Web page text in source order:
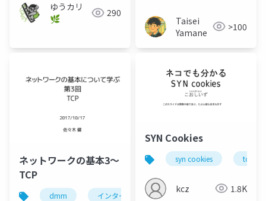
ゆうカリ
🌿
290
Taisei
Yamane
>100
ネットワークの基本3〜
TCP
dmm インターネット internet tcp
SYN Cookies
syn cookies tcp
kcz 1.8K